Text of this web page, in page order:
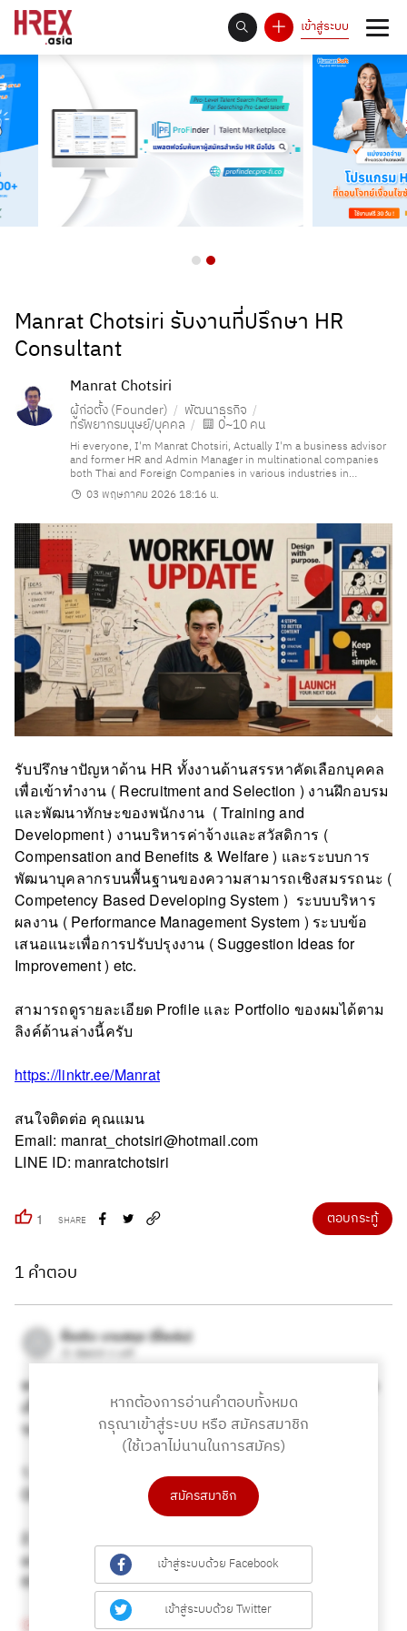
เข้าสู่ระบบ
93
Manrat Chotsiri รับงานที่ปรึกษา HR
Consultant
Manrat Chotsiri
ผู้ก่อตั้ง (Founder) พัฒนาธุรกิจ
ทรัพยากรมนุษย์/บุคคล 0~10 คน
Hi everyone, I'm Manrat Chotsiri, Actually I'm a business advisor
and former HR and Admin Manager in multinational companies
both Thai and Foreign Companies in various industries in
Thailand.
looking for the right partner to recover my business to become
great again.
I'm in love with design work. This is ability to transform ideas and
concepts into visual expressions is a true form of artistry that
resonate deeply within me.
If you are the one who I looking for, don't hesitate to contact me.
Look forward to hearing from you very soon.
Best regards,
Manrat Chotsiri
Business Founder
LINE ID manratchotsiri
03 พฤษภาคม 2026 18:16 น.
รับปรึกษาปัญหาด้าน HR ทั้งงานด้านสรรหาคัดเลือกบุคคล
เพื่อเข้าทำงาน ( Recruitment and Selection ) งานฝึกอบรม
และพัฒนาทักษะของพนักงาน ( Training and
Development ) งานบริหารค่าจ้างและสวัสดิการ (
Compensation and Benefits & Welfare ) และระบบการ
พัฒนาบุคลากรบนพื้นฐานของความสามารถเชิงสมรรถนะ (
Competency Based Developing System ) ระบบบริหาร
ผลงาน ( Performance Management System ) ระบบข้อ
เสนอแนะเพื่อการปรับปรุงงาน ( Suggestion Ideas for
Improvement ) etc.
สามารถดูรายละเอียด Profile และ Portfolio ของผมได้ตาม
ลิงค์ด้านล่างนี้ครับ
https://linktr.ee/Manrat
สนใจติดต่อ คุณแมน
Email: manrat_chotsiri@hotmail.com
LINE ID: manratchotsiri
1 SHARE ตอบกระทู้
1 คำตอบ
หากต้องการอ่านคำตอบทั้งหมด
กรุณาเข้าสู่ระบบ หรือ สมัครสมาชิก
(ใช้เวลาไม่นานในการสมัคร)
สมัครสมาชิก
เข้าสู่ระบบด้วย Facebook
เข้าสู่ระบบด้วย Twitter